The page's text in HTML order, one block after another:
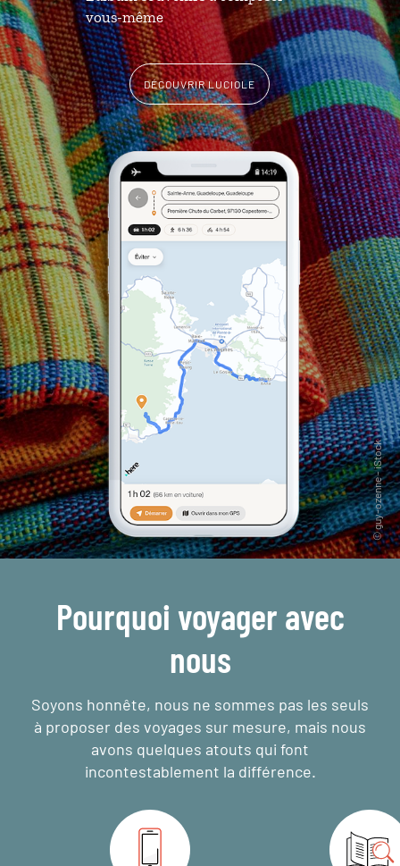
vous-même
DÉCOUVRIR LUCIOLE
Pourquoi voyager avec
nous
Soyons honnête, nous ne sommes pas les seuls
à proposer des voyages sur mesure, mais nous
avons quelques atouts qui font
incontestablement la différence.